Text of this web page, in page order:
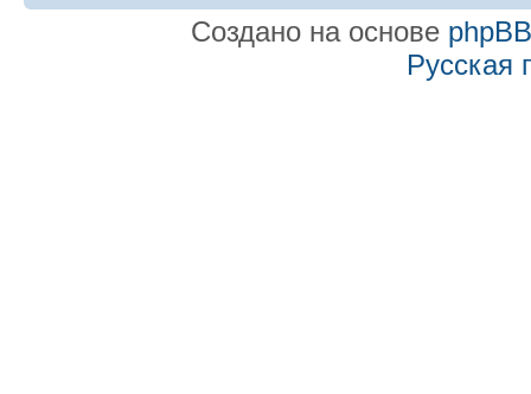
Создано на основе phpBB
Русская